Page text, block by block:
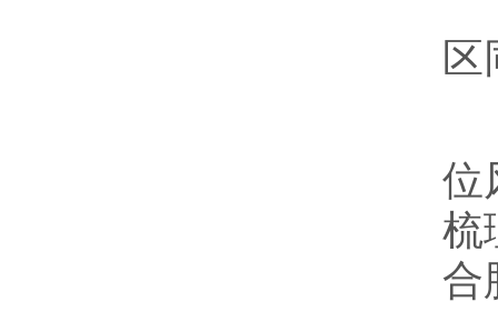
位
梳
合